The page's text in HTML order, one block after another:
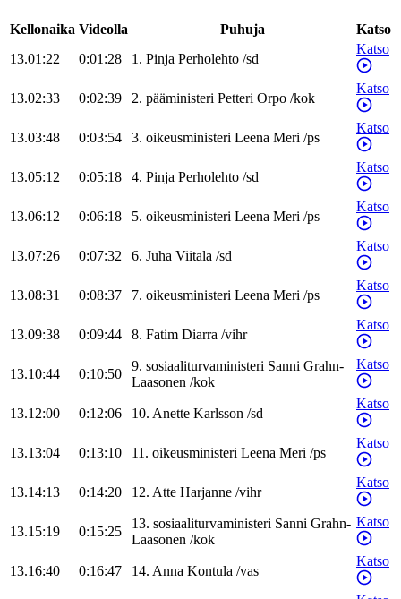
Kellonaika Videolla Puhuja
Katso
13.01:22
0:01:28 1. Pinja Perholehto /sd
Katso
13.02:33 0:02:39 2. pääministeri Petteri Orpo /kok
Katso
13.03:48 0:03:54 3. oikeusministeri Leena Meri /ps
Katso
13.05:12 0:05:18 4. Pinja Perholehto /sd
Katso
13.06:12 0:06:18 5. oikeusministeri Leena Meri /ps
Katso
13.07:26 0:07:32 6. Juha Viitala /sd
Katso
13.08:31 0:08:37 7. oikeusministeri Leena Meri /ps
Katso
13.09:38 0:09:44 8. Fatim Diarra /vihr
Katso
13.10:44 0:10:50
9. sosiaaliturvaministeri Sanni Grahn-
Laasonen /kok
Katso
13.12:00 0:12:06 10. Anette Karlsson /sd
Katso
13.13:04 0:13:10 11. oikeusministeri Leena Meri /ps
Katso
13.14:13 0:14:20 12. Atte Harjanne /vihr
Katso
13.15:19 0:15:25
13. sosiaaliturvaministeri Sanni Grahn-
Laasonen /kok
Katso
13.16:40 0:16:47 14. Anna Kontula /vas
Katso